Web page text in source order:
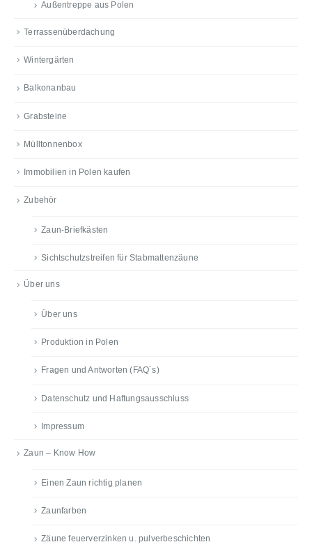
Außentreppe aus Polen
Terrassenüberdachung
Wintergärten
Balkonanbau
Grabsteine
Mülltonnenbox
Immobilien in Polen kaufen
Zubehör
Zaun-Briefkästen
Sichtschutzstreifen für Stabmattenzäune
Über uns
Über uns
Produktion in Polen
Fragen und Antworten (FAQ´s)
Datenschutz und Haftungsausschluss
Impressum
Zaun – Know How
Einen Zaun richtig planen
Zaunfarben
Zäune feuerverzinken u. pulverbeschichten